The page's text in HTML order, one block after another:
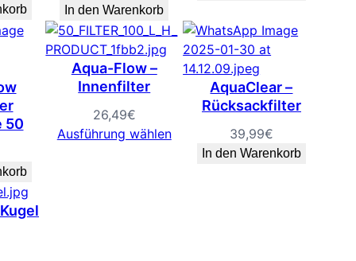
In den Warenkorb
50
Aqua-Flow –
Innenfilter
26,49€
Ausführung wählen
AquaClear –
Rücksackfilter
39,99€
In den Warenkorb